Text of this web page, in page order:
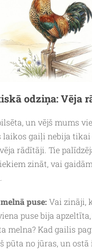
odziņa: Vēja
un vējš mums
laikos gaiļi nebija
rādītāji. Tie
zināt, vai
puse: Vai zināji,
puse bija
melna? Kad gailis
pūta no jūras, un